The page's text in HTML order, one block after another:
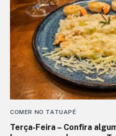
COMER NO TATUAPÉ
Terça-Feira – Confira